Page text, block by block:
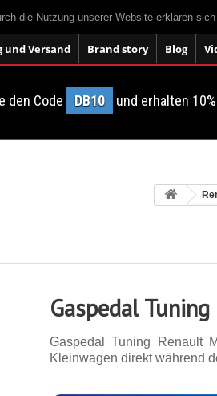
die Nutzung unserer Website erklären
und Versand Brand story Blog
den Code DB10 und erhalten
Gaspedal
Gaspedal Tuning Renault
Kleinwagen direkt während